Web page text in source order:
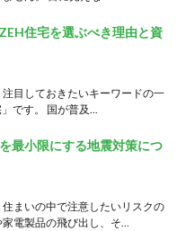
住宅を選ぶべき理由と資
目しておきたいキーワードの一
です。 国が普及...
最小限にする地震対策につ
まいの中で注意したいリスクの
電製品の飛び出し、そ...